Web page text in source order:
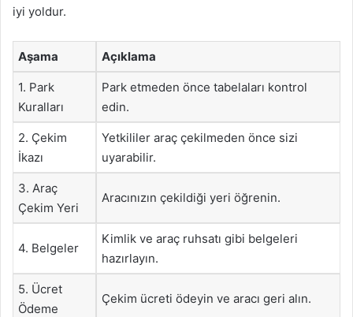
iyi yoldur.
Aşama Açıklama
1. Park
Kuralları
Park etmeden önce tabelaları kontrol
edin.
2. Çekim
İkazı
Yetkililer araç çekilmeden önce sizi
uyarabilir.
3. Araç
Çekim Yeri
Aracınızın çekildiği yeri öğrenin.
4. Belgeler
Kimlik ve araç ruhsatı gibi belgeleri
hazırlayın.
5. Ücret
Ödeme
Çekim ücreti ödeyin ve aracı geri alın.